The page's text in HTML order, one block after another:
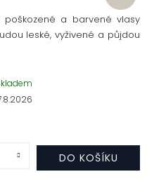
poškozené a barvené vlasy
leské, vyživené a půjdou
DO KOŠÍKU